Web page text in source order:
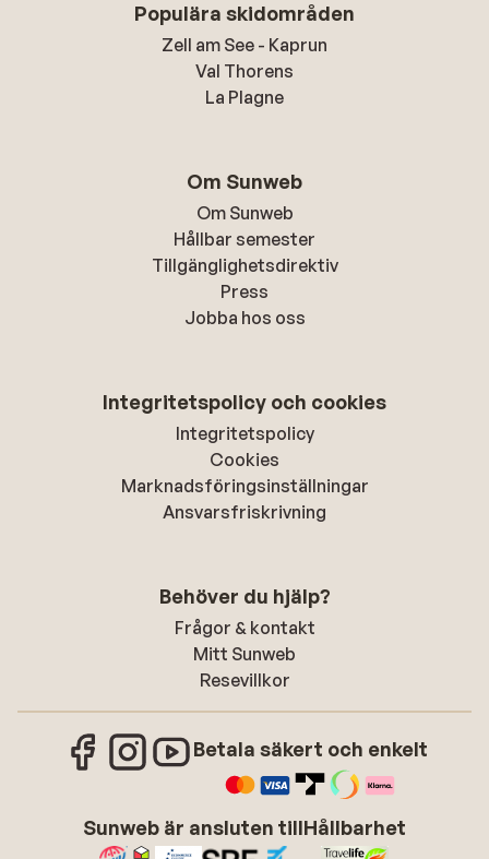
Populära skidområden
Zell am See - Kaprun
Val Thorens
La Plagne
Om Sunweb
Om Sunweb
Hållbar semester
Tillgänglighetsdirektiv
Press
Jobba hos oss
Integritetspolicy och cookies
Integritetspolicy
Cookies
Marknadsföringsinställningar
Ansvarsfriskrivning
Behöver du hjälp?
Frågor & kontakt
Mitt Sunweb
Resevillkor
Betala säkert och enkelt
Sunweb är ansluten tillHållbarhet